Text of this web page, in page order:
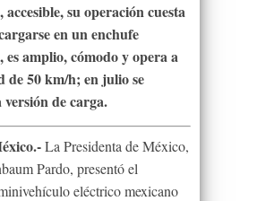
accesible, su operación cuesta
en un enchufe
es amplio, cómodo y opera a
de 50 km/h; en julio se
de carga.
La Presidenta de México,
Pardo, presentó el
eléctrico mexicano